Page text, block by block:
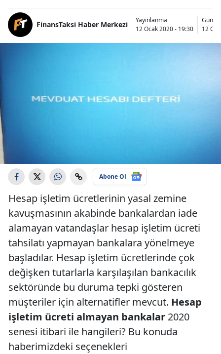
FinansTaksi Haber Merkezi
Yayınlanma
12 Ocak 2020 - 19:30
12
Abone Ol
Hesap işletim ücretlerinin yasal zemine
kavuşmasının akabinde bankalardan iade
alamayan vatandaşlar hesap işletim ücreti
tahsilatı yapmayan bankalara yönelmeye
başladılar. Hesap işletim ücretlerinde çok
değişken tutarlarla karşılaşılan bankacılık
sektöründe bu duruma tepki gösteren
müşteriler için alternatifler mevcut. Hesap
işletim ücreti almayan bankalar 2020
senesi itibari ile hangileri? Bu konuda
haberimizdeki seçenekleri